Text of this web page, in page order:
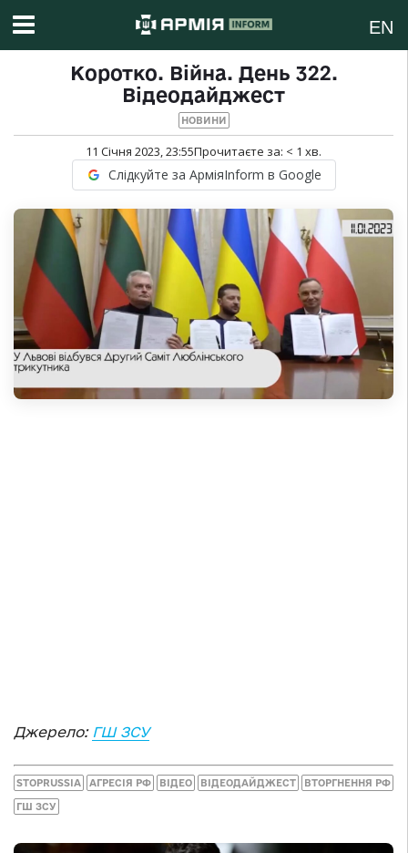
EN
Коротко. Війна. День 322.
Відеодайджест
НОВИНИ
11 Січня 2023, 23:55Прочитаєте за: < 1 хв.
Слідкуйте за АрміяInform в Google
Джерело: ГШ ЗСУ
STOPRUSSIA АГРЕСІЯ РФ ВІДЕО ВІДЕОДАЙДЖЕСТ ВТОРГНЕННЯ РФ
ГШ ЗСУ